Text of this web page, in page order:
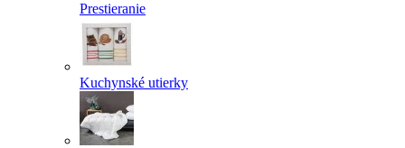
Prestieranie
Kuchynské utierky